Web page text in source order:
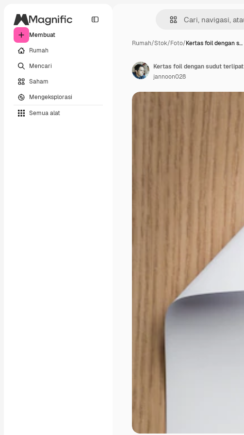
Membuat
Rumah
Mencari
Saham
Mengeksplorasi
Semua alat
Rumah/Stok/Foto/Kertas foil dengan s…
Kertas foil dengan sudut terlipat
jannoon028